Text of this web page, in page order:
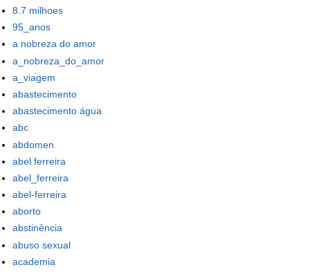
8.7 milhoes
95_anos
a nobreza do amor
a_nobreza_do_amor
a_viagem
abastecimento
abastecimento água
abc
abdomen
abel ferreira
abel_ferreira
abel-ferreira
aborto
abstinência
abuso sexual
academia